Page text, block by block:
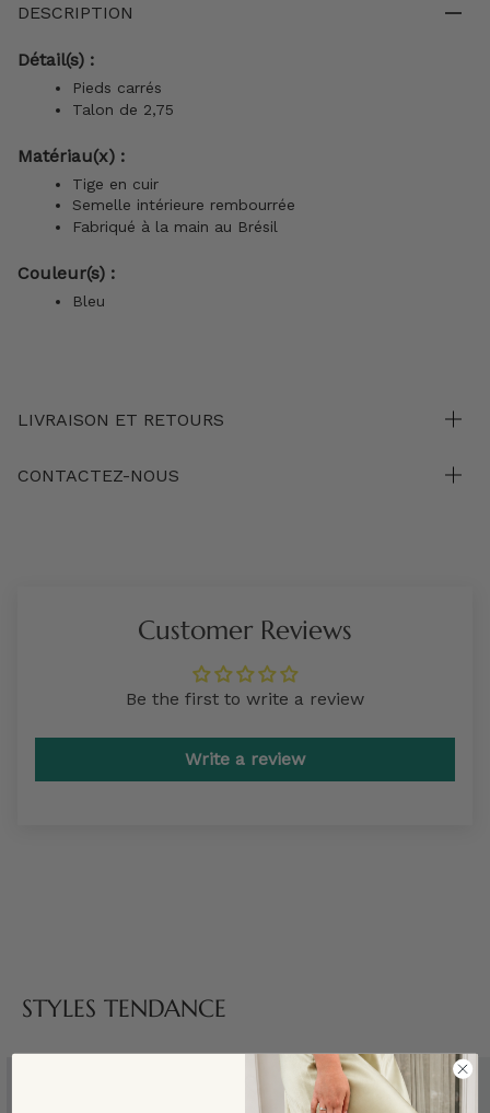
DESCRIPTION
Détail(s) :
Pieds carrés
Talon de 2,75
Matériau(x) :
Tige en cuir
Semelle intérieure rembourrée
Fabriqué à la main au Brésil
Couleur(s) :
Bleu
LIVRAISON ET RETOURS
CONTACTEZ-NOUS
Customer Reviews
Be the first to write a review
Write a review
STYLES TENDANCE